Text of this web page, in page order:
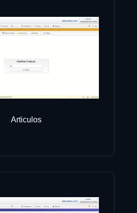
Articulos